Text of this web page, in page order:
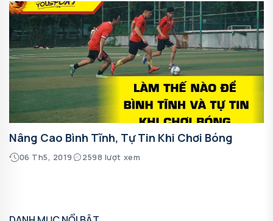
Nâng Cao Bình Tĩnh, Tự Tin Khi Chơi Bóng
06 Th5, 2019 2598 lượt xem